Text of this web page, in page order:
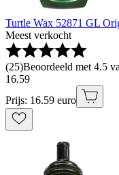
Turtle Wax 52871 GL
Meest verkocht
(25)Beoordeeld met 4.5
16.59
Prijs: 16.59 euro